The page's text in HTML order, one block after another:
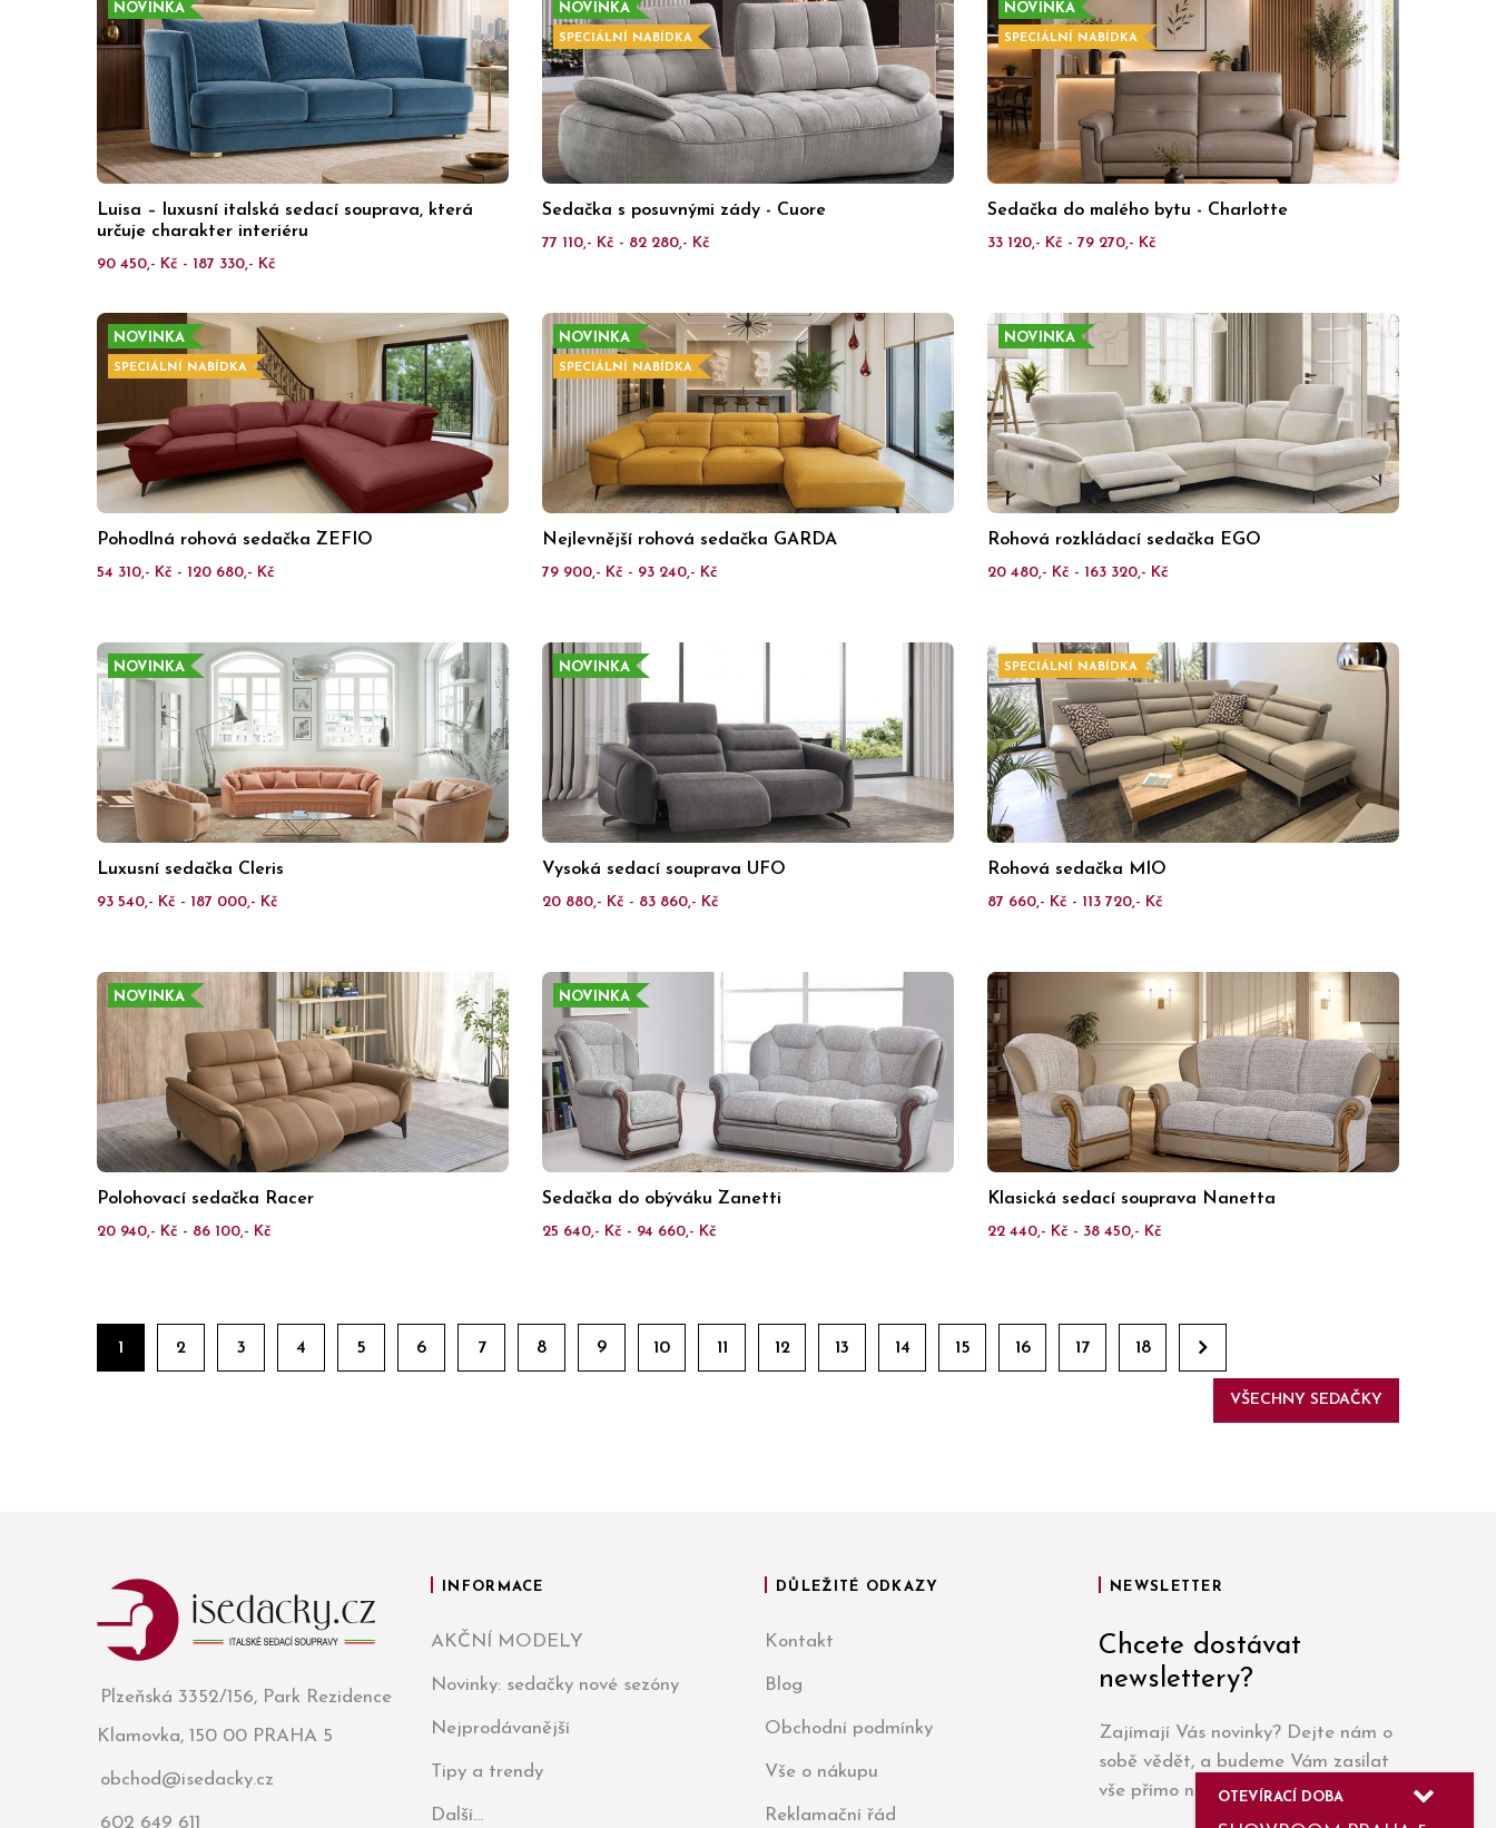
NOVINKA
Luisa – luxusní italská sedací souprava, která
určuje charakter interiéru
90 450,- Kč - 187 330,- Kč
NOVINKA
SPECIÁLNÍ NABÍDKA
Sedačka s posuvnými zády - Cuore
77 110,- Kč - 82 280,- Kč
NOVINKA
SPECIÁLNÍ NABÍDKA
Sedačka do malého bytu - Charlotte
33 120,- Kč - 79 270,- Kč
NOVINKA
SPECIÁLNÍ NABÍDKA
Pohodlná rohová sedačka ZEFIO
54 310,- Kč - 120 680,- Kč
NOVINKA
SPECIÁLNÍ NABÍDKA
Nejlevnější rohová sedačka GARDA
79 900,- Kč - 93 240,- Kč
NOVINKA
Rohová rozkládací sedačka EGO
20 480,- Kč - 163 320,- Kč
NOVINKA
Luxusní sedačka Cleris
93 540,- Kč - 187 000,- Kč
NOVINKA
Vysoká sedací souprava UFO
20 880,- Kč - 83 860,- Kč
SPECIÁLNÍ NABÍDKA
Rohová sedačka MIO
87 660,- Kč - 113 720,- Kč
NOVINKA
Polohovací sedačka Racer
20 940,- Kč - 86 100,- Kč
NOVINKA
Sedačka do obýváku Zanetti
25 640,- Kč - 94 660,- Kč
Klasická sedací souprava Nanetta
22 440,- Kč - 38 450,- Kč
1 2 3 4 5 6 7 8 9 10 11 12 13 14 15 16 17 18
VŠECHNY SEDAČKY
Plzeňská 3352/156, Park Rezidence
Klamovka, 150 00 PRAHA 5
obchod@isedacky.cz
602 649 611
INFORMACE
AKČNÍ MODELY
Novinky: sedačky nové sezóny
Nejprodávanější
Tipy a trendy
Další...
DŮLEŽITÉ ODKAZY
Kontakt
Blog
Obchodní podmínky
Vše o nákupu
Reklamační řád
NEWSLETTER
Chcete dostávat
newslettery?
Zajímají Vás novinky? Dejte nám o
sobě vědět, a budeme Vám zasílat
vše přímo na e-mail.OTEVÍRACÍ DOBA